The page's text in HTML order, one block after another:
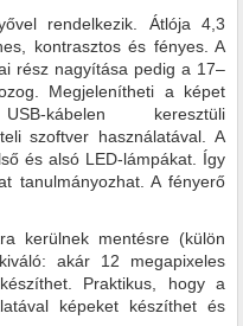
rendelkezik. Átlója 4,3
kontrasztos és fényes. A
rész nagyítása pedig a 17–
Megjelenítheti a képet
kábelen keresztüli
szoftver használatával. A
és alsó LED-lámpákat. Így
tanulmányozhat. A fényerő
kerülnek mentésre (külön
akár 12 megapixeles
Praktikus, hogy a
képeket készíthet és